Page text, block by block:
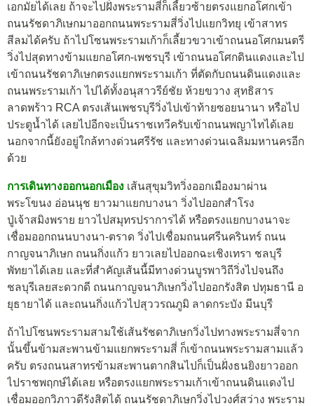
เอกมัยได้เลย ถ้าจะไปฝั่งพระรามสี่ก็เลี้ยวซ้ายตรงแยกอโศกเข้า
ถนนรัชดาภิเษกมาออกถนนพระรามสี่วิ่งไปแยกวิทยุ เข้าสาทร
สีลมได้ครับ ถ้าไปโซนพระรามเก้าก็เลี้ยวขวาเข้าถนนอโศกมนตรี
วิ่งไปสุดทางข้ามแยกอโศก-เพชรบุรี เข้าถนนอโศกดินแดงและไป
เข้าถนนรัชดาภิเษกตรงแยกพระรามเก้า ที่ตัดกับถนนดินแดงและ
ถนนพระรามเก้า ไปได้ทั้งอนุสาวรีย์ชัย ห้วยขวาง สุทธิสาร
ลาดพร้าว RCA ตรงเส้นเพชรบุรีวิ่งไปเข้าท้ายซอยนานา หรือไป
ประตูน้ำได้ เลยไปอีกจะเป็นราชเทวีครับเข้าถนนพญาไทได้เลย
นอกจากนี้ยังอยู่ใกล้ทางด่วนศรีรัช และทางด่วนเฉลิมมหานครอีก
ด้วย
การเดินทางออกนอกเมือง เส้นสุขุมวิทวิ่งออกเมืองมาผ่าน
พระโขนง อ่อนนุช ยาวมาแยกบางนา วิ่งไปออกสำโรง
ปู่เจ้าสมิงพราย ยาวไปสมุทรปราการได้ หรือตรงแยกบางนาจะ
เชื่อมออกถนนบางนา-ตราด วิ่งไปเชื่อมถนนศรีนครินทร์ ถนน
กาญจนาภิเษก ถนนกิ่งแก้ว ยาวเลยไปออกฉะเชิงเทรา ชลบุรี
พัทยาได้เลย และที่สำคัญเส้นนี้มีทางด่วนบูรพาวิถีวิ่งไปจนถึง
ชลบุรีเลยสะดวกดี ถนนกาญจนาภิเษกวิ่งไปออกรังสิต ปทุมธานี อ
ยุธายาได้ และถนนกิ่งแก้วไปสุววรณภูมิ ลาดกระบัง มีนบุรี
ถ้าไปโซนพระรามสามใช้เส้นรัชดาภิเษกวิ่งไปทางพระรามสี่จาก
นั้นขึ้นข้ามสะพานข้ามแยกพระรามสี่ ก็เข้าถนนพระรามสามแล้ว
ครับ ตรงถนนสาทรข้ามสะพานตากสินไปก็เป็นฝั่งธนยิงยาวออก
ไปราชพฤกษ์ได้เลย หรือตรงแยกพระรามเก้าเข้าถนนดินแดงไป
เชื่อมออกวิภาวดีรังสิตได้ ถนนรัชดาภิเษกวิ่งไปวงศ์สว่าง พระราม